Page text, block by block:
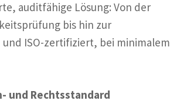
auditfähige Lösung: Von der
bis hin zur
ISO-zertifiziert, bei minimalem
und Rechtsstandard